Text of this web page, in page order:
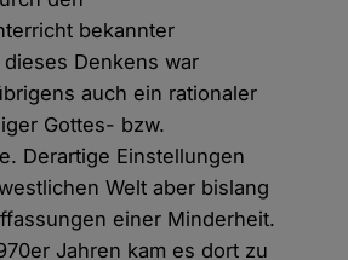
bekannter
dieses Denkens war
auch ein rationaler
Gottes- bzw.
Derartige Einstellungen
Welt aber bislang
einer Minderheit.
Jahren kam es dort zu